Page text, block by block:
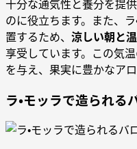
十分な通気性と養分を提
のに役立ちます。また、
置するため、 涼しい朝と
享受しています。この気
を与え、果実に豊かなア
ラ・モッラで造られる